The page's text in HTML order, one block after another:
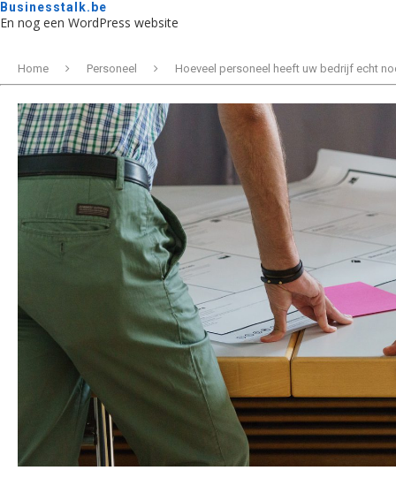
Businesstalk.be
En nog een WordPress website
Home Personeel Hoeveel personeel heeft uw bedrijf echt